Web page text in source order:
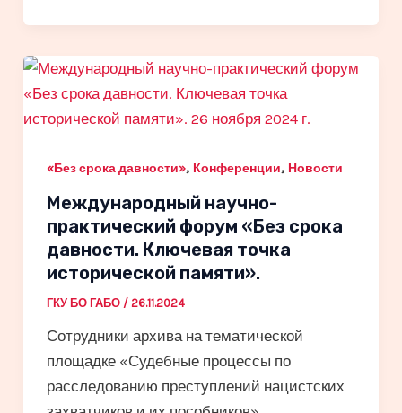
«Без срока давности», Конференции, Новости
Международный научно-
практический форум «Без срока
давности. Ключевая точка
исторической памяти».
ГКУ БО ГАБО / 26.11.2024
Сотрудники архива на тематической
площадке «Судебные процессы по
расследованию преступлений нацистских